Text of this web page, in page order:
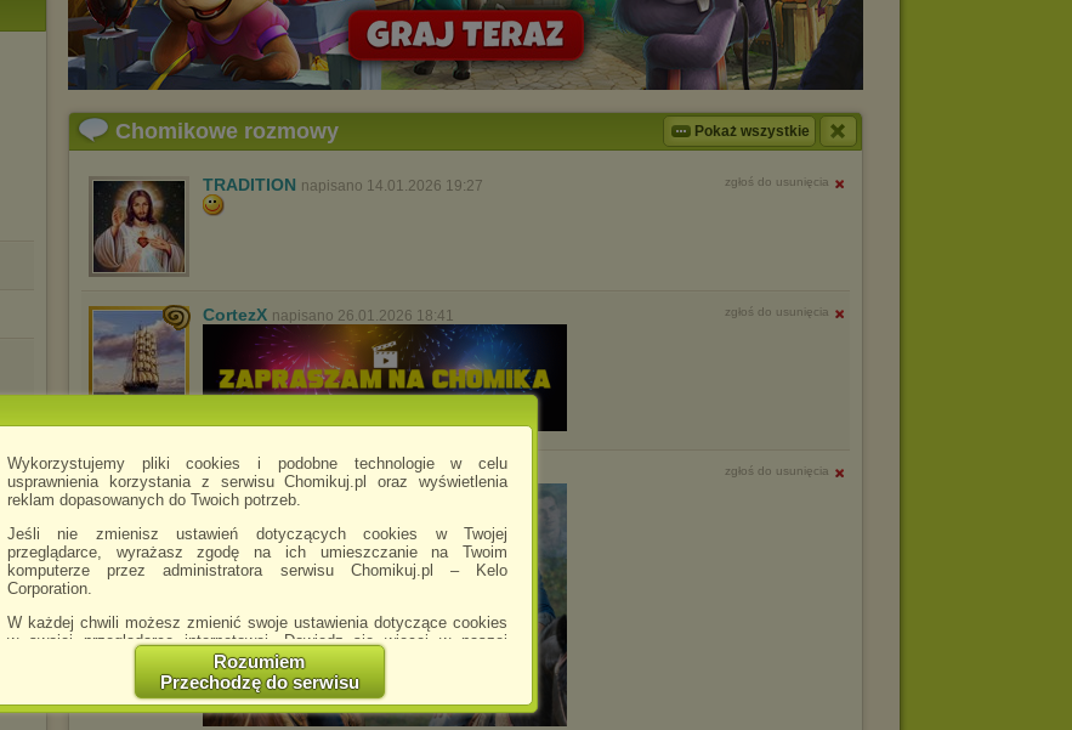
Wykorzystujemy pliki cookies i podobne technologie w celu
usprawnienia korzystania z serwisu Chomikuj.pl oraz wyświetlenia
reklam dopasowanych do Twoich potrzeb.
Jeśli nie zmienisz ustawień dotyczących cookies w Twojej
przeglądarce, wyrażasz zgodę na ich umieszczanie na Twoim
komputerze przez administratora serwisu Chomikuj.pl – Kelo
Corporation.
W każdej chwili możesz zmienić swoje ustawienia dotyczące cookies
w swojej przeglądarce internetowej. Dowiedz się więcej w naszej
http://chomikuj.pl/PolitykaPrywatnosci.aspx
Jednocześnie informujemy że zmiana ustawień przeglądarki może
spowodować ograniczenie korzystania ze strony Chomikuj.pl.
Rozumiem
Przechodzę do serwisu
Chomikowe rozmowy Pokaż wszystkie
TRADITION napisano 14.01.2026 19:27 zgłoś do usunięcia
CortezX napisano 26.01.2026 18:41 zgłoś do usunięcia
SoloTelenovelas napisano 11.04.2026 16:38 zgłoś do usunięcia